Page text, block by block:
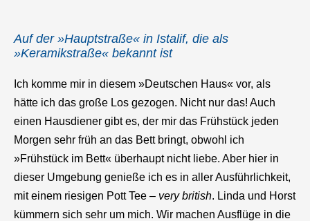
Auf der »Hauptstraße« in Istalif, die als
»Keramikstraße« bekannt ist
Ich komme mir in diesem »Deutschen Haus« vor, als
hätte ich das große Los gezogen. Nicht nur das! Auch
einen Hausdiener gibt es, der mir das Frühstück jeden
Morgen sehr früh an das Bett bringt, obwohl ich
»Frühstück im Bett« überhaupt nicht liebe. Aber hier in
dieser Umgebung genieße ich es in aller Ausführlichkeit,
mit einem riesigen Pott Tee – very british. Linda und Horst
kümmern sich sehr um mich. Wir machen Ausflüge in die